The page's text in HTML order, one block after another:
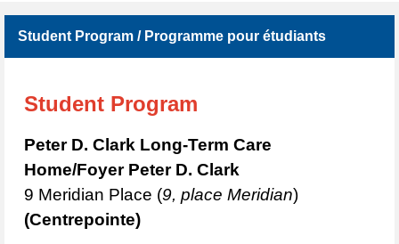
Student Program / Programme pour étudiants
Student Program
Peter D. Clark Long-Term Care
Home/Foyer Peter D. Clark
9 Meridian Place (9, place Meridian)
(Centrepointe)